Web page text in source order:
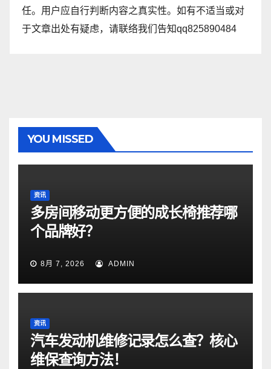
任。用户应自行判断内容之真实性。如有不适当或对
于文章出处有疑虑，请联络我们告知qq825890484
YOU MISSED
资讯
多房间移动更方便的成长椅推荐哪
个品牌好？
8月 7, 2026 ADMIN
资讯
汽车发动机维修记录怎么查？核心
维保查询方法！